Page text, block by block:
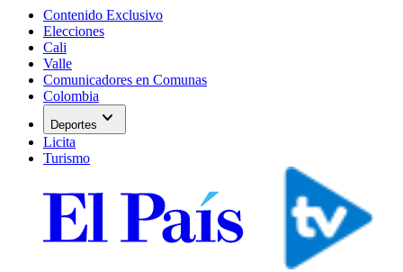
Contenido Exclusivo
Elecciones
Cali
Valle
Comunicadores en Comunas
Colombia
Deportes expand_more
Licita
Turismo